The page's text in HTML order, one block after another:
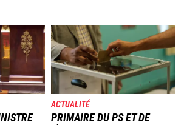
Image
ACTUALITÉ
PRIMAIRE DU PS ET DE